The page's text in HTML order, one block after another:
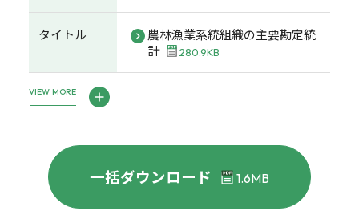
タイトル
農林漁業系統組織の主要勘定統
計
280.9KB
VIEW MORE
一括ダウンロード 1.6MB